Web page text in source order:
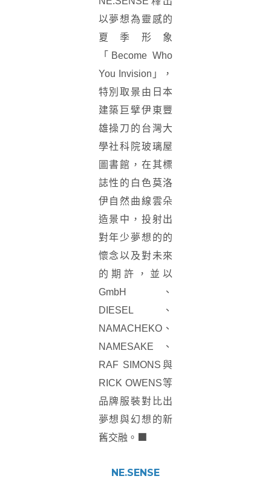
以夢想為靈感的
夏季形象
「Become Who
You Invision」，
特別取景由日本
建築巨擘伊東豐
雄操刀的台灣大
學社科院玻璃屋
圖書館，在其標
誌性的白色莫洛
伊自然曲線雲朵
造景中，投射出
對年少夢想的的
懷念以及對未來
的期許，並以
GmbH、
DIESEL、
NAMACHEKO、
NAMESAKE、
RAF SIMONS與
RICK OWENS等
品牌服裝對比出
夢想與幻想的新
舊交融。 ■
NE.SENSE